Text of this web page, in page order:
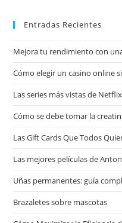
Entradas Recientes
Mejora tu rendimiento con
Cómo elegir un casino online
Las series más vistas de Netflix
Cómo se debe tomar la
Las Gift Cards Que Todos
Las mejores películas de
Uñas permanentes: guía
Brazaletes sobre mascotas